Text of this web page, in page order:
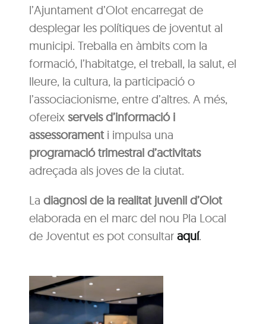
l’Ajuntament d’Olot encarregat de
desplegar les polítiques de joventut al
municipi. Treballa en àmbits com la
formació, l’habitatge, el treball, la salut, el
lleure, la cultura, la participació o
l’associacionisme, entre d’altres. A més,
ofereixserveis d’informació i
assessoramenti impulsa una
programació trimestral d’activitats
adreçada als joves de la ciutat.
La diagnosi de la realitat juvenil d’Olot
elaborada en el marc del nou Pla Local
de Joventut es pot consultaraquí.